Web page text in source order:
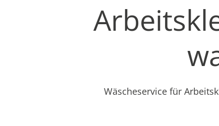
Wäscheservice für